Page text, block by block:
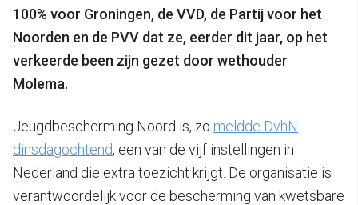
100% voor Groningen, de VVD, de Partij voor het
Noorden en de PVV dat ze, eerder dit jaar, op het
verkeerde been zijn gezet door wethouder
Molema.
Jeugdbescherming Noord is, zo meldde DvhN
dinsdagochtend, een van de vijf instellingen in
Nederland die extra toezicht krijgt. De organisatie is
verantwoordelijk voor de bescherming van kwetsbare